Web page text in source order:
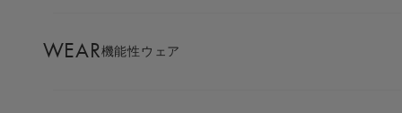
WEAR機能性ウェア
肩甲骨まわりをストレッチし、